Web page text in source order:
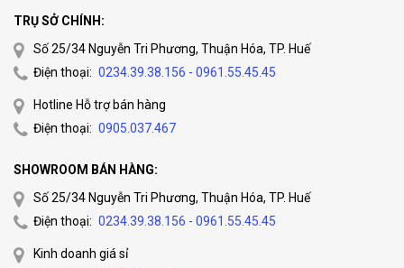
TRỤ SỞ CHÍNH:
Số 25/34 Nguyễn Tri Phương, Thuận Hóa, TP. Huế
Điện thoại: 0234.39.38.156 - 0961.55.45.45
Hotline Hỗ trợ bán hàng
Điện thoại: 0905.037.467
SHOWROOM BÁN HÀNG:
Số 25/34 Nguyễn Tri Phương, Thuận Hóa, TP. Huế
Điện thoại: 0234.39.38.156 - 0961.55.45.45
Kinh doanh giá sỉ